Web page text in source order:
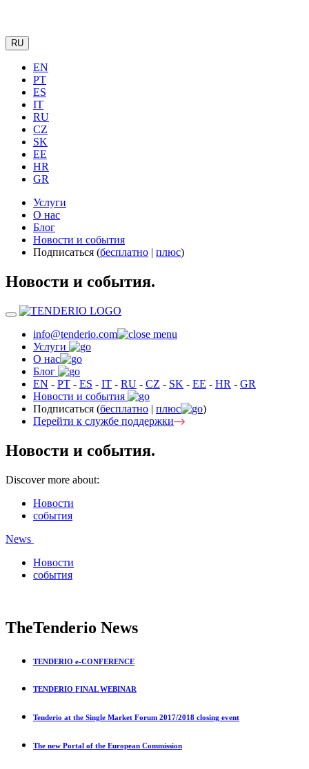
RU
EN
PT
ES
IT
RU
CZ
SK
EE
HR
GR
Услуги
О нас
Блог
Новости и события
Подписаться (бесплатно | плюс)
Новости и события.
info@tenderio.com
Услуги
О нас
Блог
EN - PT - ES - IT - RU - CZ - SK - EE - HR - GR
Новости и события
Подписаться (бесплатно | плюс
)
Перейти к службе поддержки
Новости и события.
Discover more about:
Новости
события
News
Новости
события
TheTenderio News
TENDERIO e-CONFERENCE
TENDERIO FINAL WEBINAR
Tenderio at the Single Market Forum 2017/2018 closing event
The new Portal of the European Commission